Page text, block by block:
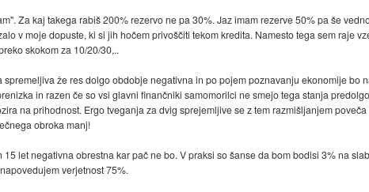
Za kaj takega rabiš 200% rezervo ne pa 30%. Jaz imam rezerve 50% pa še
v moje dopuste, ki si jih hočem privoščiti tekom kredita. Namesto tega sem raje
skokom za 10/20/30,..
že res dolgo obdobje negativna in po pojem poznavanju ekonomije bo
in razen če so vsi glavni finančniki samomorilci ne smejo tega stanja
na prihodnost. Ergo tveganja za dvig sprejemljive se z tem razmišljanjem poveča
obroka manj!
let negativna obrestna kar pač ne bo. V praksi so šanse da bom bodisi 3% na
verjetnost 75%.